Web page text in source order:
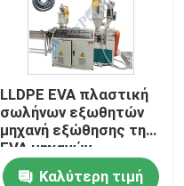
LLDPE EVA πλαστική
σωλήνων εξωθητών
μηχανή εξώθησης της
EVA μηχανών
εύκαμπτη
Καλύτερη τιμή